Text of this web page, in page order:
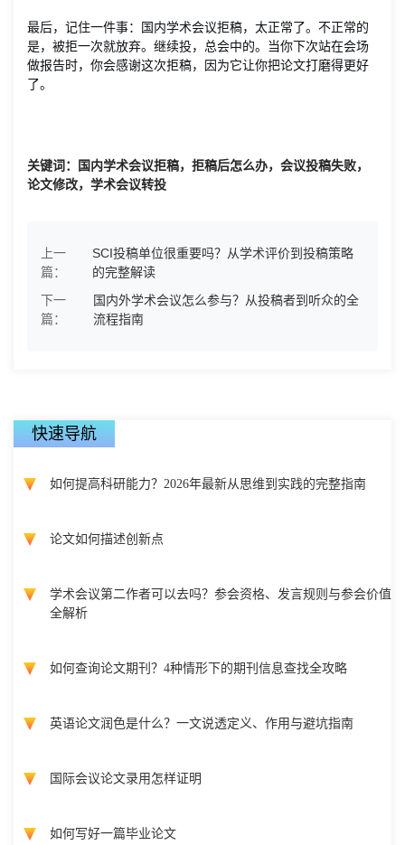
最后，记住一件事：国内学术会议拒稿，太正常了。不正常的
是，被拒一次就放弃。继续投，总会中的。当你下次站在会场
做报告时，你会感谢这次拒稿，因为它让你把论文打磨得更好
了。
关键词：国内学术会议拒稿，拒稿后怎么办，会议投稿失败，
论文修改，学术会议转投
上一
篇：
SCI投稿单位很重要吗？从学术评价到投稿策略
的完整解读
下一
篇：
国内外学术会议怎么参与？从投稿者到听众的全
流程指南
快速导航
如何提高科研能力？2026年最新从思维到实践的完整指南
论文如何描述创新点
学术会议第二作者可以去吗？参会资格、发言规则与参会价值
全解析
如何查询论文期刊？4种情形下的期刊信息查找全攻略
英语论文润色是什么？一文说透定义、作用与避坑指南
国际会议论文录用怎样证明
如何写好一篇毕业论文